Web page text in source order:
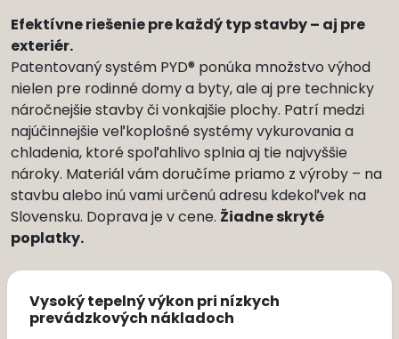
Efektívne riešenie pre každý typ stavby – aj pre
exteriér.
Patentovaný systém PYD® ponúka množstvo výhod
nielen pre rodinné domy a byty, ale aj pre technicky
náročnejšie stavby či vonkajšie plochy. Patrí medzi
najúčinnejšie veľkoplošné systémy vykurovania a
chladenia, ktoré spoľahlivo splnia aj tie najvyššie
nároky. Materiál vám doručíme priamo z výroby – na
stavbu alebo inú vami určenú adresu kdekoľvek na
Slovensku. Doprava je v cene. Žiadne skryté
poplatky.
Jednoduchší systém zapojenia
na menšej ploche